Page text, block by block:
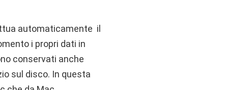
automaticamente il
i propri dati in
conservati anche
sul disco. In questa